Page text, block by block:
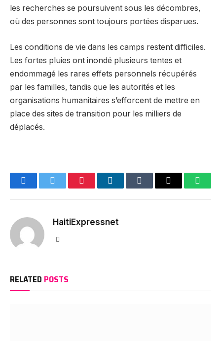
les recherches se poursuivent sous les décombres,
où des personnes sont toujours portées disparues.
Les conditions de vie dans les camps restent difficiles.
Les fortes pluies ont inondé plusieurs tentes et
endommagé les rares effets personnels récupérés
par les familles, tandis que les autorités et les
organisations humanitaires s’efforcent de mettre en
place des sites de transition pour les milliers de
déplacés.
FacebookTwitter PinterestLinkedInTumblr Email
HaitiExpressnet
RELATED POSTS